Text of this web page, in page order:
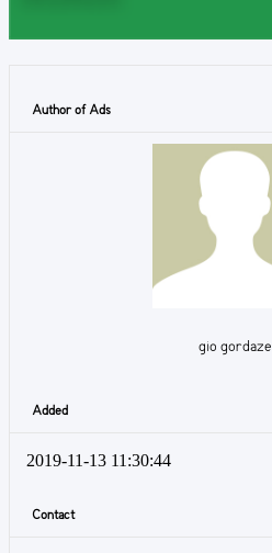
Author of Ads
gio gordaze
Added
2019-11-13 11:30:44
Contact